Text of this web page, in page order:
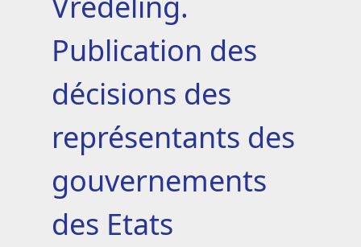
Publication des
décisions des
représentants des
gouvernements
des Etats